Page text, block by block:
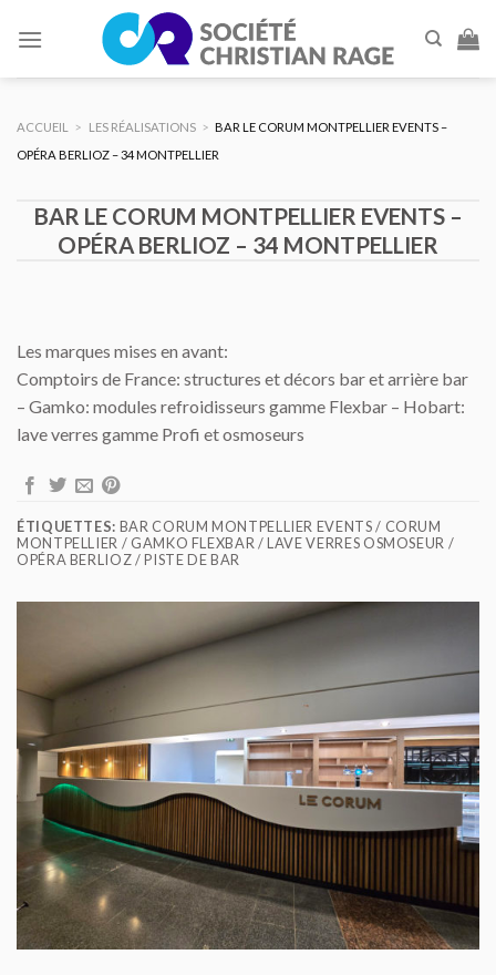
ACCUEIL > LES RÉALISATIONS > BAR LE CORUM MONTPELLIER EVENTS –
OPÉRA BERLIOZ – 34 MONTPELLIER
BAR LE CORUM MONTPELLIER EVENTS –
OPÉRA BERLIOZ – 34 MONTPELLIER
Les marques mises en avant:
Comptoirs de France: structures et décors bar et arrière bar
– Gamko: modules refroidisseurs gamme Flexbar – Hobart:
lave verres gamme Profi et osmoseurs
ÉTIQUETTES: BAR CORUM MONTPELLIER EVENTS / CORUM
MONTPELLIER / GAMKO FLEXBAR / LAVE VERRES OSMOSEUR /
OPÉRA BERLIOZ / PISTE DE BAR